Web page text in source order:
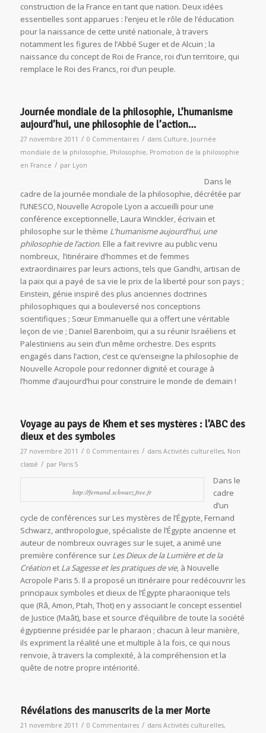
construction de la France en tant que nation. Deux idées
essentielles sont apparues : l’enjeu et le rôle de l’éducation
pour la naissance de cette unité nationale, à travers
notamment les figures de l’Abbé Suger et de Alcuin ; la
naissance du concept de Roi de France, roi d’un territoire, qui
remplace le Roi des Francs, roi d’un peuple.
Journée mondiale de la philosophie, L’humanisme
aujourd’hui, une philosophie de l’action…
27 novembre 2011 / 0 Commentaires / dans Culture, Journée
mondiale de la philosophie, Philosophie, Promotion de la philosophie
en France / par Lyon
Dans le
cadre de la journée mondiale de la philosophie, décrétée par
l’UNESCO, Nouvelle Acropole Lyon a accueilli pour une
conférence exceptionnelle, Laura Winckler, écrivain et
philosophe sur le thème L’humanisme aujourd’hui, une
philosophie de l’action. Elle a fait revivre au public venu
nombreux, l’itinéraire d’hommes et de femmes
extraordinaires par leurs actions, tels que Gandhi, artisan de
la paix qui a payé de sa vie le prix de la liberté pour son pays ;
Einstein, génie inspiré des plus anciennes doctrines
philosophiques qui a bouleversé nos conceptions
scientifiques ; Sœur Emmanuelle qui a offert une véritable
leçon de vie ; Daniel Barenboïm, qui a su réunir Israéliens et
Palestiniens au sein d’un même orchestre. Des esprits
engagés dans l’action, c’est ce qu’enseigne la philosophie de
Nouvelle Acropole pour redonner dignité et courage à
l’homme d’aujourd’hui pour construire le monde de demain !
Voyage au pays de Khem et ses mystères : l’ABC des
dieux et des symboles
27 novembre 2011 / 0 Commentaires / dans Activités culturelles, Non
classé / par Paris 5
http://fernand.schwarz.free.fr
Dans le
cadre
d’un
cycle de conférences sur Les mystères de l’Égypte, Fernand
Schwarz, anthropologue, spécialiste de l’Égypte ancienne et
auteur de nombreux ouvrages sur le sujet, a animé une
première conférence sur Les Dieux de la Lumière et de la
Créationet La Sagesse et les pratiques de vie, à Nouvelle
Acropole Paris 5. Il a proposé un itinéraire pour redécouvrir les
principaux symboles et dieux de l’Égypte pharaonique tels
que (Râ, Amon, Ptah, Thot) en y associant le concept essentiel
de Justice (Maât), base et source d’équilibre de toute la société
égyptienne présidée par le pharaon ; chacun à leur manière,
ils expriment la réalité une et multiple à la fois, ce qui nous
renvoie, à travers la complexité, à la compréhension et la
quête de notre propre intériorité.
Révélations des manuscrits de la mer Morte
21 novembre 2011 / 0 Commentaires / dans Activités culturelles,